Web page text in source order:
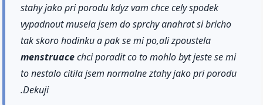
stahy jako pri porodu kdyz vam chce cely spodek
vypadnout musela jsem do sprchy anahrat si bricho
tak skoro hodinku a pak se mi po,ali zpoustela
menstruacechci poradit co to mohlo byt jeste se mi
to nestalo citila jsem normalne ztahy jako pri porodu
.Dekuji